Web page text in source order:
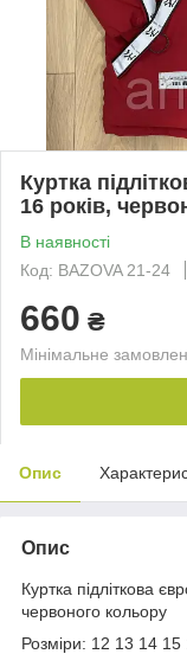
Куртка
16 років,
В наявності
Код: BAZOVA 21-24
660 ₴
Мінімальне
Опис
Опис
Куртка підліткова
червоного кольору
Розміри: 12 13 14 15